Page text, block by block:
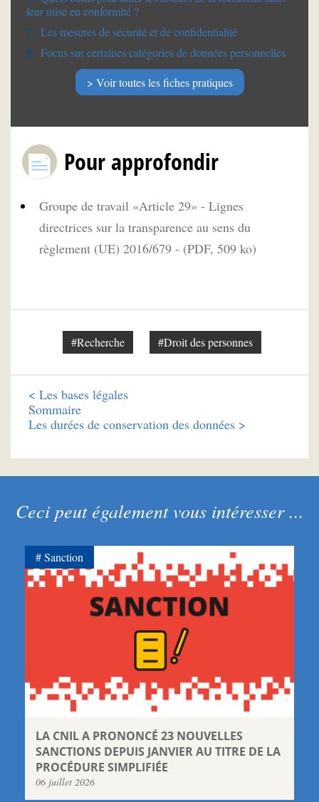
leur mise en conformité ?
Les mesures de sécurité et de confidentialité
Focus sur certaines catégories de données personnelles
Voir toutes les fiches pratiques
Pour approfondir
Groupe de travail «Article 29» - Lignes
directrices sur la transparence au sens du
règlement (UE) 2016/679 - (PDF, 509 ko)
#Recherche #Droit des personnes
< Les bases légales
Sommaire
Les durées de conservation des données >
Ceci peut également vous intéresser ...
LA CNIL A PRONONCÉ 23 NOUVELLES
SANCTIONS DEPUIS JANVIER AU TITRE DE LA
PROCÉDURE SIMPLIFIÉE
06 juillet 2026
Sanction